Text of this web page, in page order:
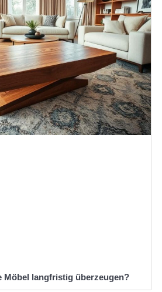
Möbel langfristig überzeugen?